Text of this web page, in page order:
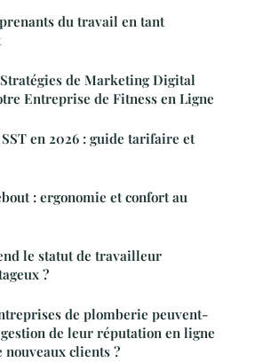
du travail en tant
de Marketing Digital
Entreprise de Fitness en Ligne
en 2026 : guide tarifaire et
: ergonomie et confort au
le statut de travailleur
?
de plomberie peuvent-
de leur réputation en ligne
clients ?